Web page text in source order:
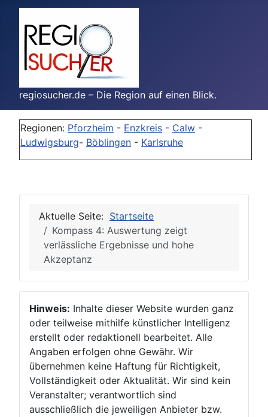
regiosucher.de – Die Region auf einen Blick.
Regionen: Pforzheim - Enzkreis - Calw -
Ludwigsburg- Böblingen - Karlsruhe
Aktuelle Seite: Startseite
Kompass 4: Auswertung zeigt
verlässliche Ergebnisse und hohe
Akzeptanz
Hinweis: Inhalte dieser Website wurden ganz
oder teilweise mithilfe künstlicher Intelligenz
erstellt oder redaktionell bearbeitet. Alle
Angaben erfolgen ohne Gewähr. Wir
übernehmen keine Haftung für Richtigkeit,
Vollständigkeit oder Aktualität. Wir sind kein
Veranstalter; verantwortlich sind
ausschließlich die jeweiligen Anbieter bzw.